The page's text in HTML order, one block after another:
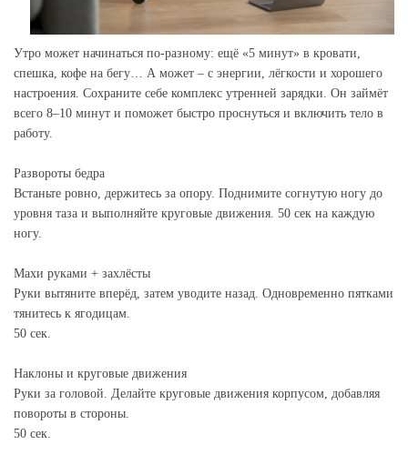
Утро может начинаться по-разному: ещё «5 минут» в кровати,
спешка, кофе на бегу… А может – с энергии, лёгкости и хорошего
настроения. Сохраните себе комплекс утренней зарядки. Он займёт
всего 8–10 минут и поможет быстро проснуться и включить тело в
работу.
Развороты бедра
Встаньте ровно, держитесь за опору. Поднимите согнутую ногу до
уровня таза и выполняйте круговые движения. 50 сек на каждую
ногу.
Махи руками + захлёсты
Руки вытяните вперёд, затем уводите назад. Одновременно пятками
тянитесь к ягодицам.
50 сек.
Наклоны и круговые движения
Руки за головой. Делайте круговые движения корпусом, добавляя
повороты в стороны.
50 сек.